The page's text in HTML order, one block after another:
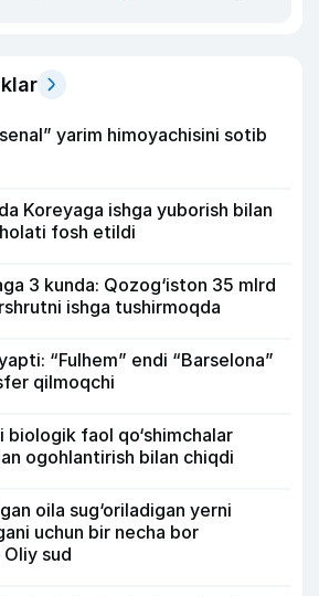
yarim himoyachisini sotib
Koreyaga ishga yuborish bilan
fosh etildi
3 kunda: Qozog‘iston 35 mlrd
ishga tushirmoqda
“Fulhem” endi “Barselona”
qilmoqchi
biologik faol qo‘shimchalar
ogohlantirish bilan chiqdi
oila sug‘oriladigan yerni
uchun bir necha bor
sud